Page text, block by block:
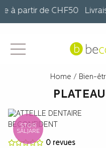
partir de CHF50
Home / Bien-
STOR
SÄLJARE
0 revues